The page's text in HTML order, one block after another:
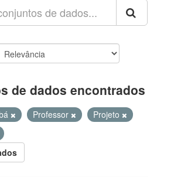
de dados encontrados
Professor
Projeto